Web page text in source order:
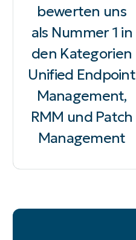
bewerten uns
als Nummer 1 in
den Kategorien
Unified Endpoint
Management,
RMM und Patch
Management